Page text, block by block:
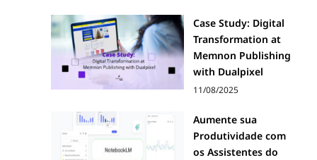
Case Study: Digital
Transformation at
Memnon Publishing
with Dualpixel
11/08/2025
Aumente sua
Produtividade com
os Assistentes do